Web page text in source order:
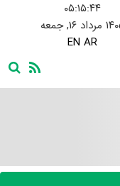
۰۵:۱۵:۴۵
۱۶, جمعه
EN AR